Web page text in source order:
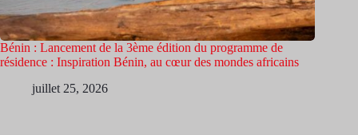
Bénin : Lancement de la 3ème édition du programme de
résidence : Inspiration Bénin, au cœur des mondes africains
juillet 25, 2026